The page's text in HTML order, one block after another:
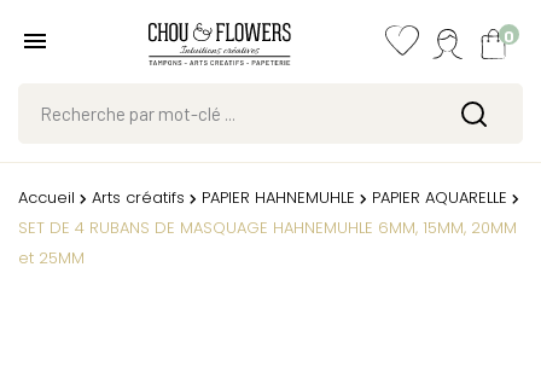
0
Accueil Arts créatifs PAPIER HAHNEMUHLE
PAPIER AQUARELLE
SET DE 4 RUBANS DE MASQUAGE HAHNEMUHLE 6MM, 15MM, 20MM
et 25MM